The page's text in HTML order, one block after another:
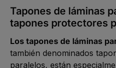
Tapones de láminas
tapones protectores
Los tapones de láminas
también denominados
paralelos, están